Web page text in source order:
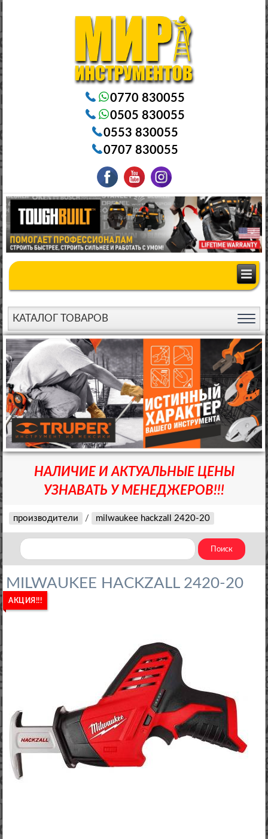
0770 830055
0505 830055
0553 830055
0707 830055
КАТАЛОГ ТОВАРОВ
НАЛИЧИЕ И АКТУАЛЬНЫЕ ЦЕНЫ
УЗНАВАТЬ У МЕНЕДЖЕРОВ!!!
производители / milwaukee hackzall 2420-20
MILWAUKEE HACKZALL 2420-20
АКЦИЯ!!!